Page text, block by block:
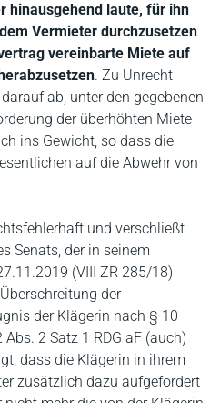
hinausgehend laute, für ihn
Vermieter durchzusetzen
vereinbarte Miete auf
. Zu Unrecht
ab, unter den gegebenen
der überhöhten Miete
ins Gewicht, so dass die
auf die Abwehr von
und verschließt
Senats, der in seinem
(VIII ZR 285/18)
der
der Klägerin nach § 10
Abs. 2 Satz 1 RDG aF (auch)
dass die Klägerin in ihrem
zusätzlich dazu aufgefordert